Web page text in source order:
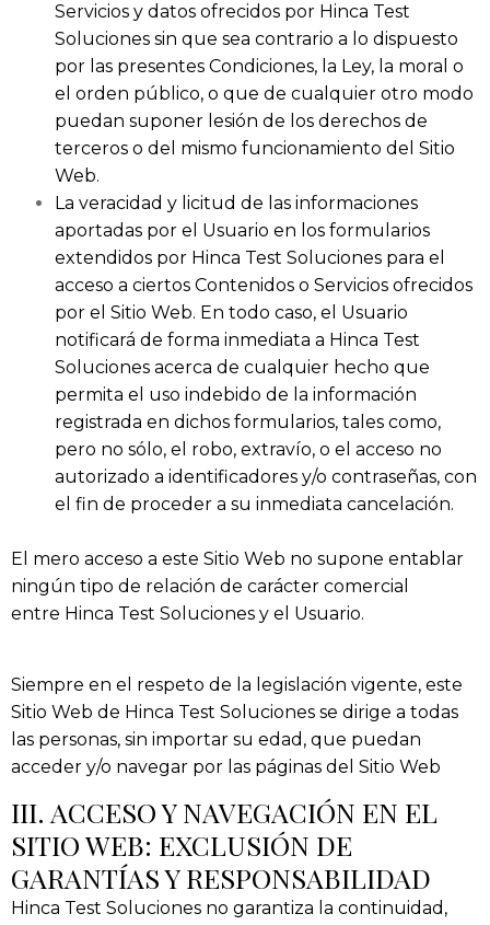
Servicios y datos ofrecidos por Hinca Test
Soluciones sin que sea contrario a lo dispuesto
por las presentes Condiciones, la Ley, la moral o
el orden público, o que de cualquier otro modo
puedan suponer lesión de los derechos de
terceros o del mismo funcionamiento del Sitio
Web.
La veracidad y licitud de las informaciones
aportadas por el Usuario en los formularios
extendidos por Hinca Test Soluciones para el
acceso a ciertos Contenidos o Servicios ofrecidos
por el Sitio Web. En todo caso, el Usuario
notificará de forma inmediata a Hinca Test
Soluciones acerca de cualquier hecho que
permita el uso indebido de la información
registrada en dichos formularios, tales como,
pero no sólo, el robo, extravío, o el acceso no
autorizado a identificadores y/o contraseñas, con
el fin de proceder a su inmediata cancelación.
El mero acceso a este Sitio Web no supone entablar
ningún tipo de relación de carácter comercial
entre Hinca Test Soluciones y el Usuario.
Siempre en el respeto de la legislación vigente, este
Sitio Web de Hinca Test Soluciones se dirige a todas
las personas, sin importar su edad, que puedan
acceder y/o navegar por las páginas del Sitio Web
III. ACCESO Y NAVEGACIÓN EN EL
SITIO WEB: EXCLUSIÓN DE
GARANTÍAS Y RESPONSABILIDAD
Hinca Test Soluciones no garantiza la continuidad,